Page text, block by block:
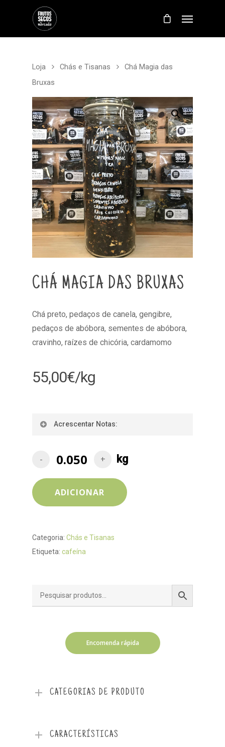
Loja Chás e Tisanas
Chá Magia das
Bruxas
CHÁ MAGIA DAS BRUXAS
Chá preto, pedaços de canela, gengibre,
pedaços de abóbora, sementes de abóbora,
cravinho, raízes de chicória, cardamomo
55,00€/kg
Acrescentar Notas:
ADICIONAR
Categoria: Chás e Tisanas
Etiqueta: cafeína
Encomenda rápida
CATEGORIAS DE PRODUTO
CARACTERÍSTICAS